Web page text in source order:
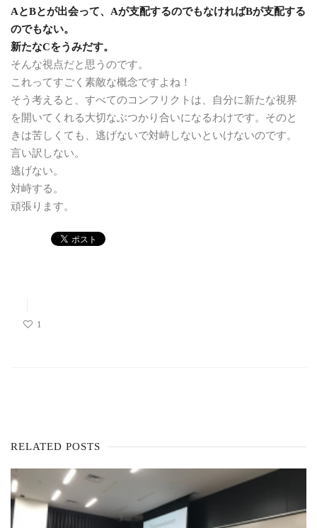
AとBとが出会って、Aが支配するのでもなければBが支配する
のでもない。
新たなCをうみだす。
そんな視点だと思うのです。
これってすごく素敵な概念ですよね！
そう考えると、すべてのコンフリクトは、自分に新たな視界
を開いてくれる大切なぶつかり合いになるわけです。そのと
きは苦しくても、逃げないで対峙しないといけないのです。
言い訳しない。
逃げない。
対峙する。
頑張ります。
1
RELATED POSTS